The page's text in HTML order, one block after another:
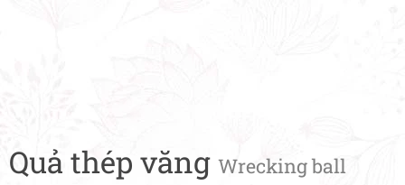
Quả thép văng Wrecking ball